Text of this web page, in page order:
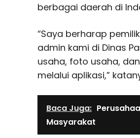
berbagai daerah di
“Saya berharap
admin kami di Dinas
usaha, foto usaha,
melalui aplikasi,”
Baca Juga:
Masyarakat